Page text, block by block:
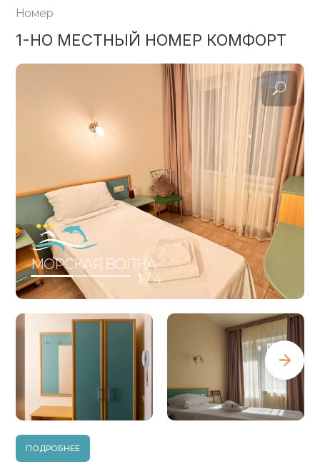
Номер
1-НО МЕСТНЫЙ НОМЕР КОМФОРТ
МОРСКАЯ ВОЛНА
1 /4
ПОДРОБНЕЕ